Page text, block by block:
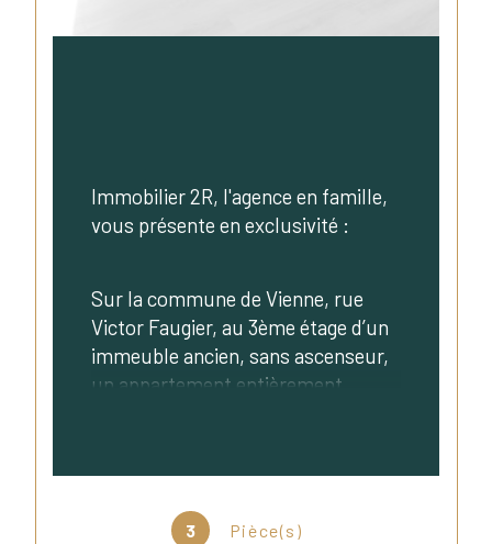
3 Pièce(s)
Immobilier 2R, l'agence en famille,
vous présente en exclusivité :
Sur la commune de Vienne, rue
Victor Faugier, au 3ème étage d’un
immeuble ancien, sans ascenseur,
un appartement entièrement
bien.